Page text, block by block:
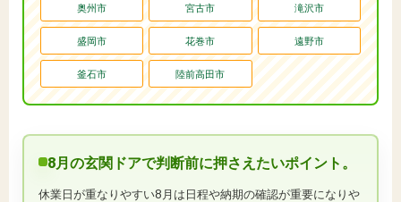
奥州市 宮古市 滝沢市
盛岡市 花巻市 遠野市
釜石市 陸前高田市
8月の玄関ドアで判断前に押さえたいポイント。
休業日が重なりやすい8月は日程や納期の確認が重要になりや